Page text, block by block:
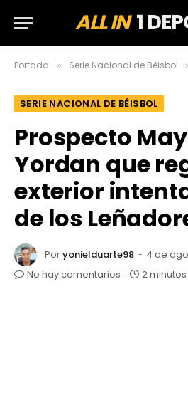
ALL IN1
Portada » Serie Nacional de Béisbol
SERIE NACIONAL DE BÉISBOL
Prospecto
Yordan que
exterior
de los
Poryonielduarte98
4 de
No hay comentarios
2